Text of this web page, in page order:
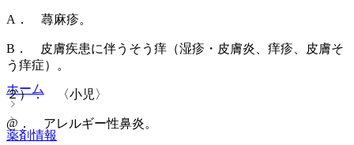
A． 蕁麻疹。
B． 皮膚疾患に伴うそう痒（湿疹・皮膚炎、痒疹、皮膚そ
う痒症）。
２）． 〈小児〉
@． アレルギー性鼻炎。
ホーム
薬剤情報